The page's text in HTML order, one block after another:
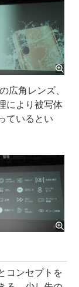
広角レンズ、
により被写体
ているとい
コンセプトを